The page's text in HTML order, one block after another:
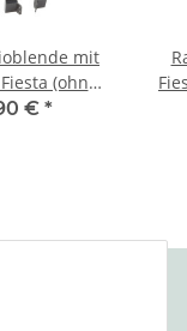
mit
(ohne
> schwarz
€ *